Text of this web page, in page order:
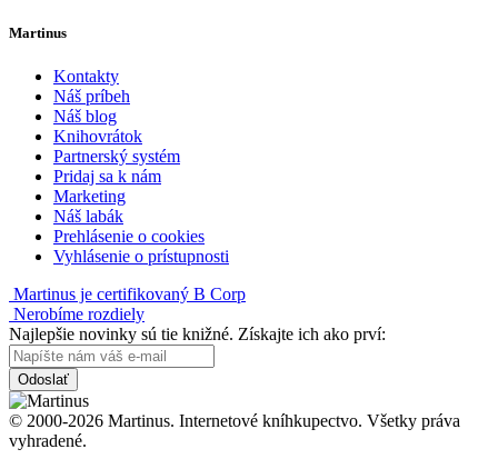
Martinus
Kontakty
Náš príbeh
Náš blog
Knihovrátok
Partnerský systém
Pridaj sa k nám
Marketing
Náš labák
Prehlásenie o cookies
Vyhlásenie o prístupnosti
Martinus je certifikovaný B Corp
Nerobíme rozdiely
Najlepšie novinky sú tie knižné. Získajte ich ako prví:
Odoslať
© 2000-2026 Martinus. Internetové kníhkupectvo. Všetky práva
vyhradené.